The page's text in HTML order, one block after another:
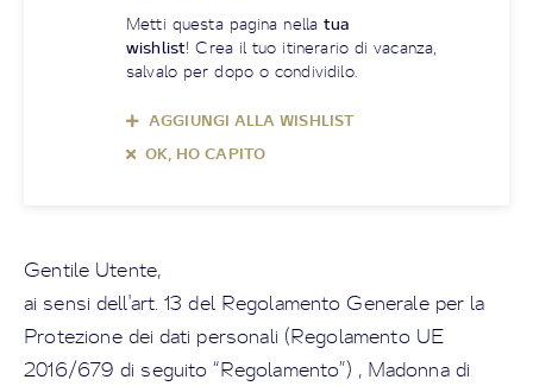
Metti questa pagina nellatua
wishlist! Crea il tuo itinerario di vacanza,
salvalo per dopo o condividilo.
AGGIUNGI ALLA WISHLIST
OK, HO CAPITO
Gentile Utente,
ai sensi dell'art. 13 del Regolamento Generale per la
Protezione dei dati personali (Regolamento UE
2016/679 di seguito “Regolamento”) , Madonna di